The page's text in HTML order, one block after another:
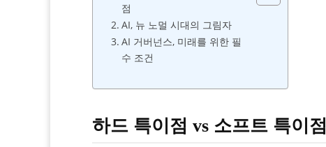
점
AI, 뉴 노멀 시대의 그림자
AI 거버넌스, 미래를 위한 필
수 조건
하드 특이점 vs 소프트 특이점